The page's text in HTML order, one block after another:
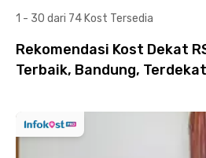
1 - 30 dari 74 Kost Tersedia
Rekomendasi Kost Dekat
Terbaik, Bandung,